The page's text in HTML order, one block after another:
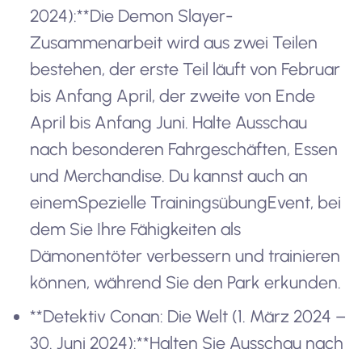
2024):**Die Demon Slayer-
Zusammenarbeit wird aus zwei Teilen
bestehen, der erste Teil läuft von Februar
bis Anfang April, der zweite von Ende
April bis Anfang Juni. Halte Ausschau
nach besonderen Fahrgeschäften, Essen
und Merchandise. Du kannst auch an
einemSpezielle TrainingsübungEvent, bei
dem Sie Ihre Fähigkeiten als
Dämonentöter verbessern und trainieren
können, während Sie den Park erkunden.
**Detektiv Conan: Die Welt (1. März 2024 –
30. Juni 2024):**Halten Sie Ausschau nach